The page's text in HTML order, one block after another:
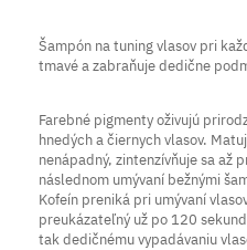
Šampón na tuning vlasov pri
tmavé a zabraňuje dedične
Farebné pigmenty oživujú
hnedých a čiernych vlasov.
nenápadný, zintenzívňuje sa až
následnom umývaní bežnými
Kofeín preniká pri umývaní
preukázateľný už po 120
tak dedičnému vypadávaniu